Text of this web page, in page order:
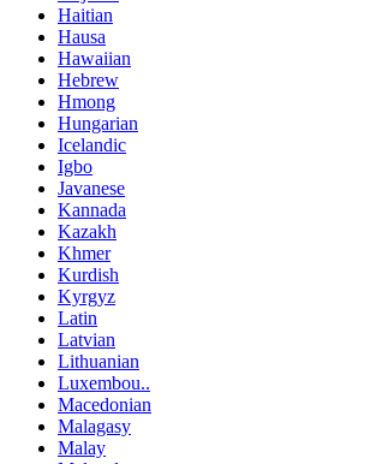
Haitian
Hausa
Hawaiian
Hebrew
Hmong
Hungarian
Icelandic
Igbo
Javanese
Kannada
Kazakh
Khmer
Kurdish
Kyrgyz
Latin
Latvian
Lithuanian
Luxembou..
Macedonian
Malagasy
Malay